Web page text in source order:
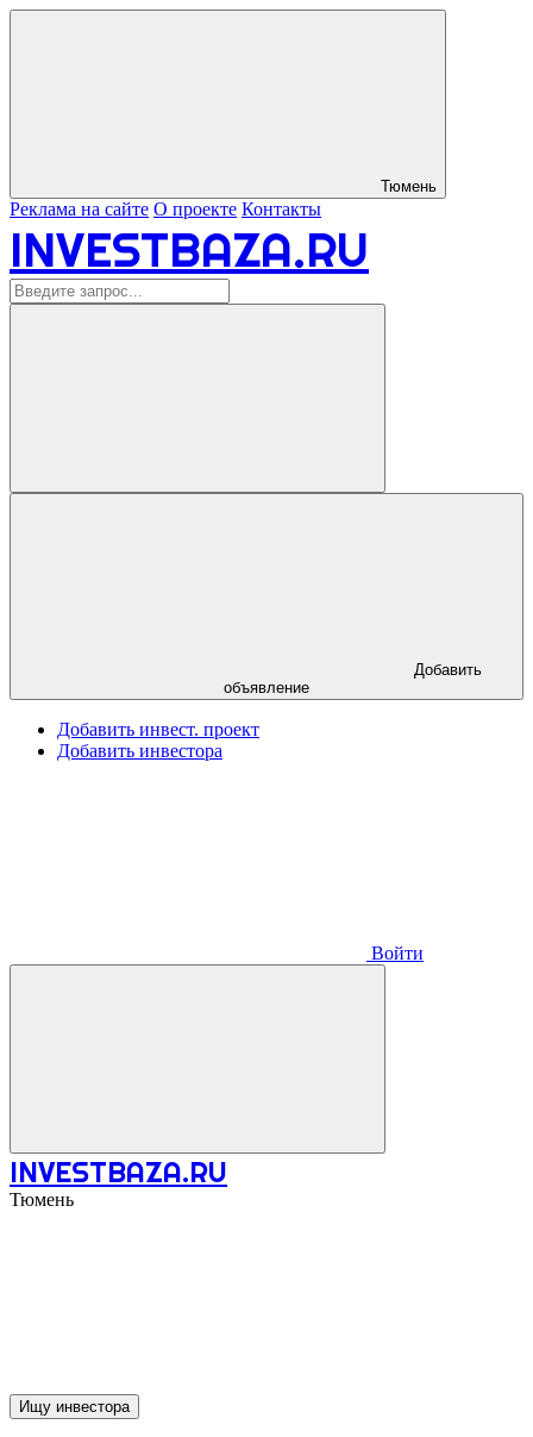
Тюмень
Реклама на сайте О проекте Контакты
INVESTBAZA.RU
объявление
Добавить инвест. проект
Добавить инвестора
Войти
INVESTBAZA.RU
Тюмень
Ищу инвестора